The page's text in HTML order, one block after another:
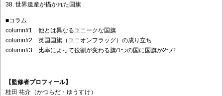
38. 世界遺産が描かれた国旗
■コラム
column#1 他とは異なるユニークな国旗
column#2 英国国旗（ユニオンフラッグ）の成り立ち
column#3 比率によって役割が変わる旗/1つの国に国旗が2つ?
【監修者プロフィール】
桂田 祐介（かつらだ・ゆうすけ）